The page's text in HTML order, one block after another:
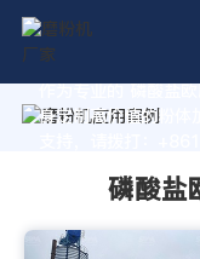
作为专业的 磷酸盐
身定制高价值的粉体
磷酸盐